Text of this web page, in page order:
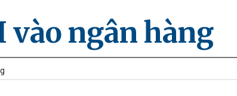
vào ngân hàng